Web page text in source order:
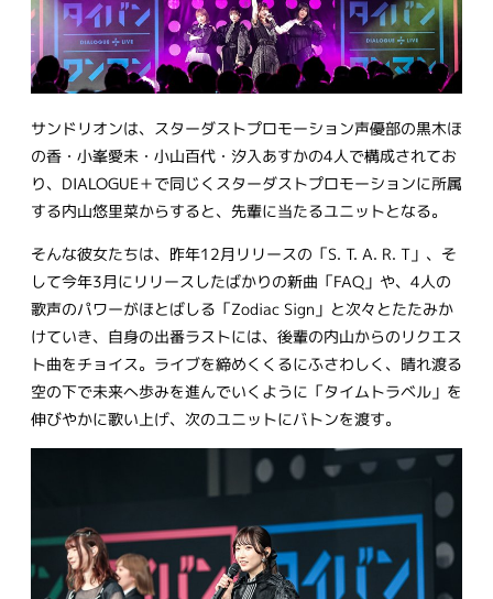
サンドリオンは、スターダストプロモーション声優部の黒木ほ
の香・小峯愛未・小山百代・汐入あすかの4人で構成されてお
り、DIALOGUE＋で同じくスターダストプロモーションに所属
する内山悠里菜からすると、先輩に当たるユニットとなる。
そんな彼女たちは、昨年12月リリースの「S. T. A. R. T」、そ
して今年3月にリリースしたばかりの新曲「FAQ」や、4人の
歌声のパワーがほとばしる「Zodiac Sign」と次々とたたみか
けていき、自身の出番ラストには、後輩の内山からのリクエス
ト曲をチョイス。ライブを締めくくるにふさわしく、晴れ渡る
空の下で未来へ歩みを進んでいくように「タイムトラベル」を
伸びやかに歌い上げ、次のユニットにバトンを渡す。